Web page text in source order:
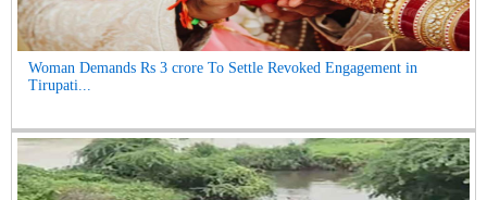
Woman Demands Rs 3 crore To Settle Revoked Engagement in
Tirupati...